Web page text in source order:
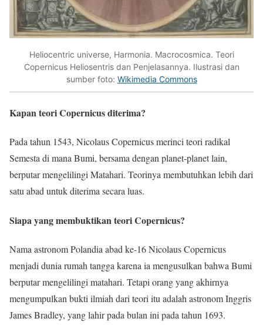
Heliocentric universe, Harmonia. Macrocosmica. Teori
Copernicus Heliosentris dan Penjelasannya. Ilustrasi dan
sumber foto: Wikimedia Commons
Kapan teori Copernicus diterima?
Pada tahun 1543, Nicolaus Copernicus merinci teori radikal
Semesta di mana Bumi, bersama dengan planet-planet lain,
berputar mengelilingi Matahari. Teorinya membutuhkan lebih dari
satu abad untuk diterima secara luas.
Siapa yang membuktikan teori Copernicus?
Nama astronom Polandia abad ke-16 Nicolaus Copernicus
menjadi dunia rumah tangga karena ia mengusulkan bahwa Bumi
berputar mengelilingi matahari. Tetapi orang yang akhirnya
mengumpulkan bukti ilmiah dari teori itu adalah astronom Inggris
James Bradley, yang lahir pada bulan ini pada tahun 1693.